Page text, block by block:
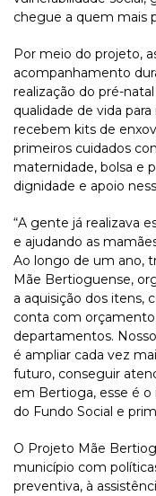
chegue a quem mais
Por meio do projeto,
acompanhamento
realização do pré-
qualidade de vida
recebem kits de
primeiros cuidados
maternidade, bolsa e
dignidade e apoio
“A gente já realizava
e ajudando as
Ao longo de um ano,
Mãe Bertioguense,
a aquisição dos itens,
conta com
departamentos.
é ampliar cada vez
futuro, conseguir
em Bertioga, esse é o
do Fundo Social e
O Projeto Mãe
município com
preventiva, à